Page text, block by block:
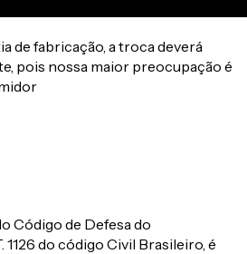
de fabricação, a troca deverá
pois nossa maior preocupação é
Código de Defesa do
do código Civil Brasileiro, é